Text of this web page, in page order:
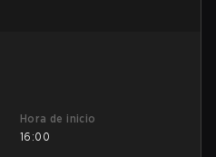
Hora de inicio
16:00